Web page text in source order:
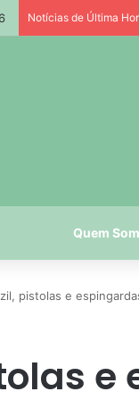
Notícias de Última
Quem
pistolas e